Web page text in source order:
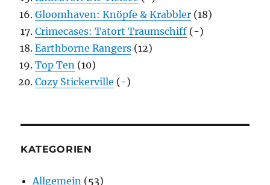
Gloomhaven: Knöpfe & Krabbler (18)
Crimecases: Tatort Traumschiff (-)
Earthborne Rangers (12)
Top Ten (10)
Cozy Stickerville (-)
KATEGORIEN
Allgemein (53)